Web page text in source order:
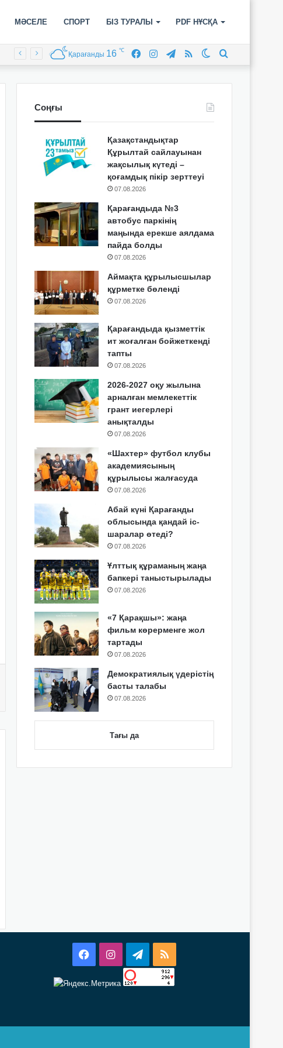
МӘСЕЛЕ СПОРТ БІЗ ТУРАЛЫ PDF НҰСҚА
Switch
RSS
Telegram
Instagram
Facebook
Қарағанды 16 ℃
Соңғы
Қазақстандықтар
Құрылтай сайлауынан
жақсылық күтеді –
қоғамдық пікір зерттеуі
07.08.2026
Қарағандыда №3
автобус паркінің
маңында ерекше аялдама
пайда болды
07.08.2026
Аймақта құрылысшылар
құрметке бөленді
07.08.2026
Қарағандыда қызметтік
ит жоғалған бойжеткенді
тапты
07.08.2026
2026-2027 оқу жылына
арналған мемлекеттік
грант иегерлері
анықталды
07.08.2026
«Шахтер» футбол клубы
академиясының
құрылысы жалғасуда
07.08.2026
Абай күні Қарағанды
облысында қандай іс-
шаралар өтеді?
07.08.2026
Ұлттық құраманың жаңа
бапкері таныстырылады
07.08.2026
«7 Қарақшы»: жаңа
фильм көрерменге жол
тартады
07.08.2026
Демократиялық үдерістің
басты талабы
07.08.2026
Тағы да
FacebookInstagramTelegram
RSS